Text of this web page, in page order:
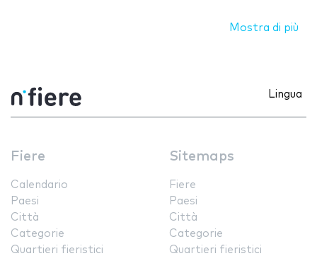
Mostra di più
Lingua
Fiere
Calendario
Paesi
Città
Categorie
Quartieri fieristici
Sitemaps
Fiere
Paesi
Città
Categorie
Quartieri fieristici